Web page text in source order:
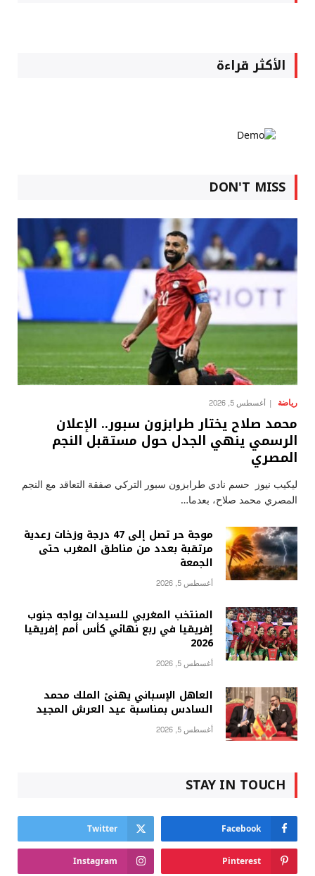
الأكثر قراءة
DON'T MISS
رياضة أغسطس 5, 2026
محمد صلاح يختار طرابزون سبور.. الإعلان
الرسمي ينهي الجدل حول مستقبل النجم
المصري
ليكيب نيوز حسم نادي طرابزون سبور التركي صفقة التعاقد مع النجم
المصري محمد صلاح، بعدما…
موجة حر تصل إلى 47 درجة وزخات رعدية
مرتقبة بعدد من مناطق المغرب حتى
الجمعة
أغسطس 5, 2026
المنتخب المغربي للسيدات يواجه جنوب
إفريقيا في ربع نهائي كأس أمم إفريقيا
2026
أغسطس 5, 2026
العاهل الإسباني يهنئ الملك محمد
السادس بمناسبة عيد العرش المجيد
أغسطس 5, 2026
STAY IN TOUCH
Facebook
Twitter
Pinterest
Instagram